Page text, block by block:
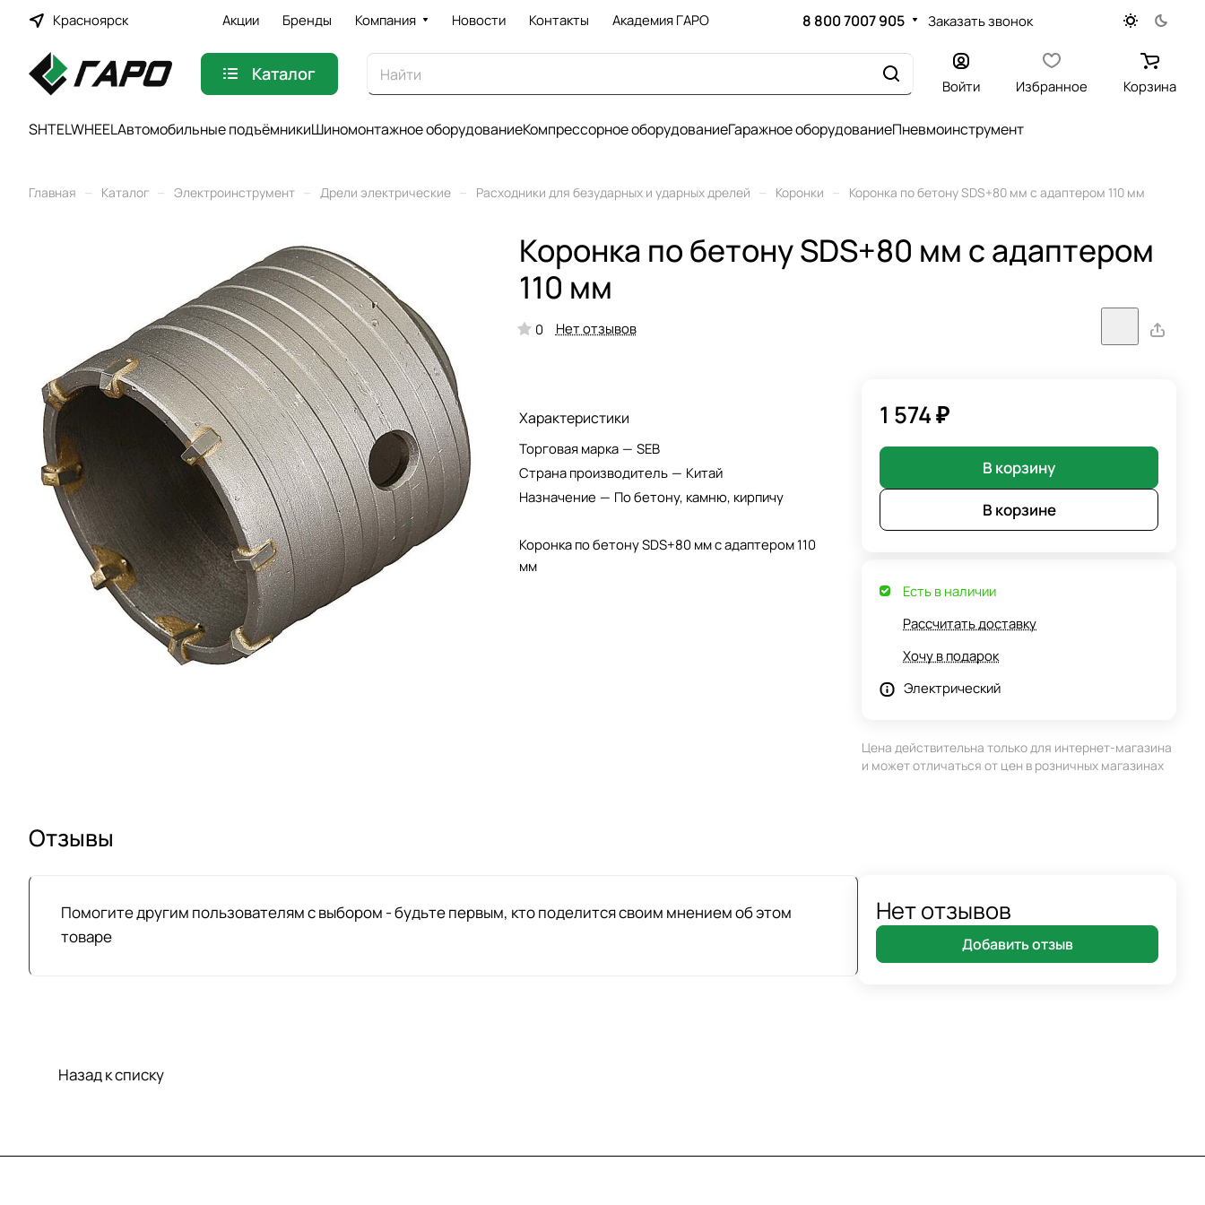
Красноярск Акции Бренды Компания Новости Контакты Академия ГАРО 8 800 7007 905 Заказать звонок
Каталог
Войти Избранное Корзина
SHTELWHEELАвтомобильные подъёмникиШиномонтажное оборудованиеКомпрессорное оборудованиеГаражное оборудованиеПневмоинструмент
Главная – Каталог – Электроинструмент – Дрели электрические – Расходники для безударных и ударных дрелей – Коронки – Коронка по бетону SDS+80 мм с адаптером 110 мм
Коронка по бетону SDS+80 мм с адаптером
110 мм
0 Нет отзывов
Характеристики
Торговая марка — SEB
Страна производитель — Китай
Назначение — По бетону, камню, кирпичу
Коронка по бетону SDS+80 мм с адаптером 110
мм
1 574 ₽
В корзину
В корзине
Есть в наличии
Рассчитать доставку
Хочу в подарок
Электрический
Цена действительна только для интернет-магазина
и может отличаться от цен в розничных магазинах
Отзывы
Помогите другим пользователям с выбором - будьте первым, кто поделится своим мнением об этом
товаре
Нет отзывов
Добавить отзыв
Назад к списку